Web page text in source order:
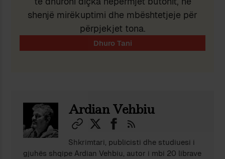
shenjë mirëkuptimi dhe mbështetjeje për
përpjekjet tona.
Ardian Vehbiu
Shkrimtari, publicisti dhe studiuesi i
gjuhës shqipe Ardian Vehbiu, autor i mbi 20 librave